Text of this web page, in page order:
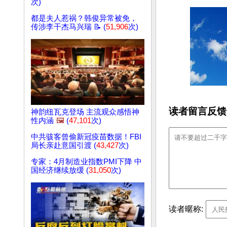
次)
都是夫人惹祸？韩俊异常被免，
传涉李干杰马兴瑞 📝 (51,906次)
神韵纽瓦克登场 主流观众感悟神
性内涵 🖼️ (47,101次)
中共骇客曾偷新冠疫苗数据！FBI
局长亲赴意国引渡 (43,427次)
专家：4月制造业指数PMI下降 中
国经济继续放缓 (31,050次)
读者留言反
读者暱称: